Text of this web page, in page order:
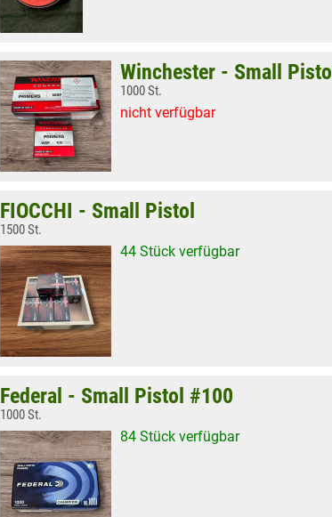
Winchester - Small Pistol
1000 St.
nicht verfügbar
FIOCCHI - Small Pistol
1500 St.
44 Stück verfügbar
Federal - Small Pistol #100
1000 St.
84 Stück verfügbar